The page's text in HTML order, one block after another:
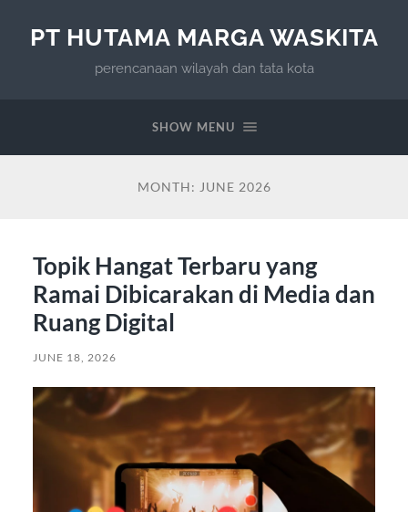
PT HUTAMA MARGA WASKITA
perencanaan wilayah dan tata kota
SHOW MENU
MONTH: JUNE 2026
Topik Hangat Terbaru yang
Ramai Dibicarakan di Media dan
Ruang Digital
JUNE 18, 2026